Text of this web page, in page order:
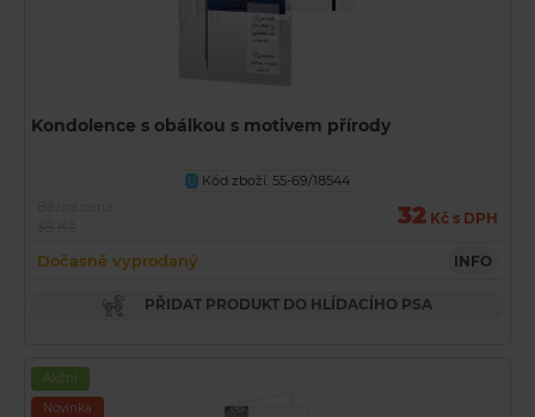
Kondolence s obálkou s motivem přírody
U
Kód zboží: 55-69/18544
32 Kč s DPH
Dočasně vyprodaný INFO
PŘIDAT PRODUKT DO HLÍDACÍHO PSA
Akční
Novinka